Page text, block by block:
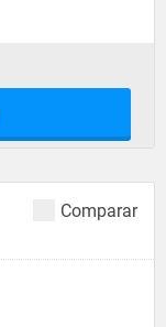
Comparar